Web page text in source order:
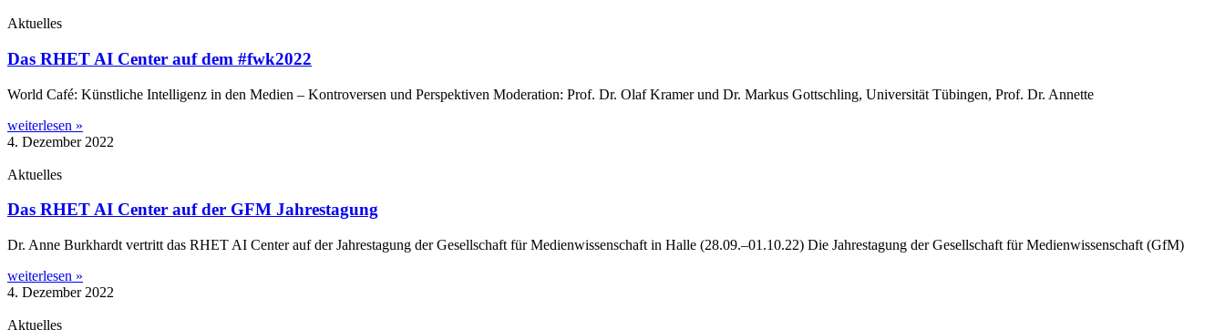
Aktuelles
Das RHET AI Center auf dem #fwk2022
World Café: Künst­li­che Intel­li­genz in den Medi­en – Kon­tro­ver­sen und Per­spek­ti­ven Mode­ra­ti­on: Prof. Dr. Olaf Kra­mer und Dr. Mar­kus Gott­sch­ling, Uni­ver­si­tät Tübin­gen, Prof. Dr. Annette
weiterlesen »
4. Dezember 2022
Aktuelles
Das RHET AI Center auf der GFM Jahrestagung
Dr. Anne Burk­hardt ver­tritt das RHET AI Cen­ter auf der Jah­res­ta­gung der Gesell­schaft für Medi­en­wis­sen­schaft in Hal­le (28.09.–01.10.22) Die Jah­res­ta­gung der Gesell­schaft für Medi­en­wis­sen­schaft (GfM)
weiterlesen »
4. Dezember 2022
Aktuelles